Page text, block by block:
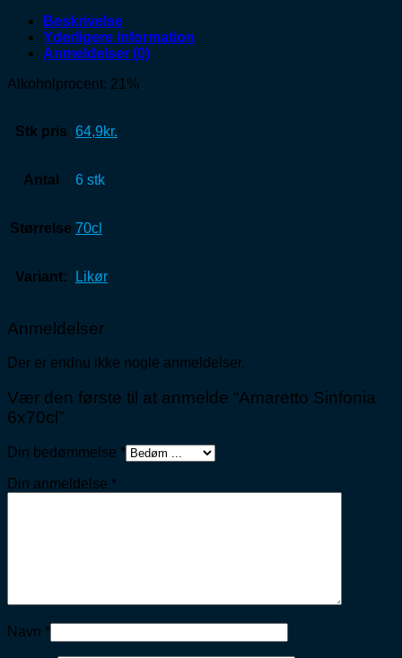
Beskrivelse
Yderligere information
Anmeldelser (0)
Alkoholprocent: 21%
Stk pris 64,9kr.
Antal 6 stk
Størrelse 70cl
Variant: Likør
Anmeldelser
Der er endnu ikke nogle anmeldelser.
Vær den første til at anmelde “Amaretto Sinfonia
6x70cl”
Din bedømmelse *
Din anmeldelse *
Navn *